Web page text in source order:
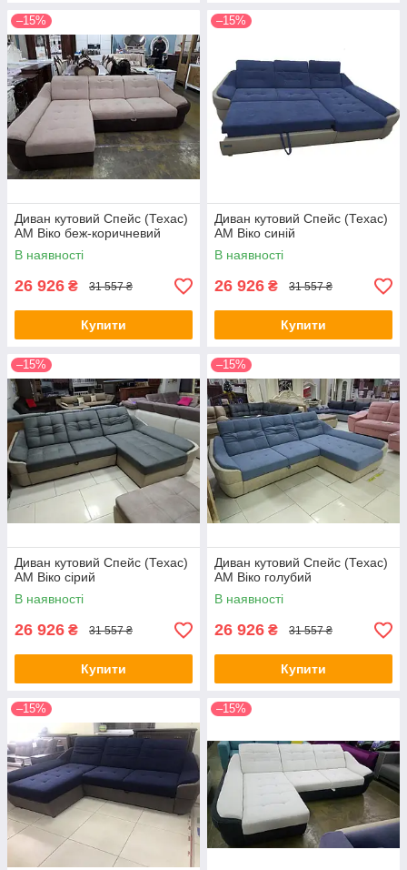
–15%
Диван кутовий Спейс (Техас)
АМ Віко беж-коричневий
В наявності
26 926 ₴ 31 557 ₴
Купити
–15%
Диван кутовий Спейс (Техас)
АМ Віко синій
В наявності
26 926 ₴ 31 557 ₴
Купити
–15%
Диван кутовий Спейс (Техас)
АМ Віко сірий
В наявності
26 926 ₴ 31 557 ₴
Купити
–15%
Диван кутовий Спейс (Техас)
АМ Віко голубий
В наявності
26 926 ₴ 31 557 ₴
Купити
–15% –15%